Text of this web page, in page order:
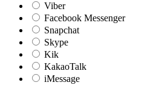
Viber
Facebook Messenger
Snapchat
Skype
Kik
KakaoTalk
iMessage